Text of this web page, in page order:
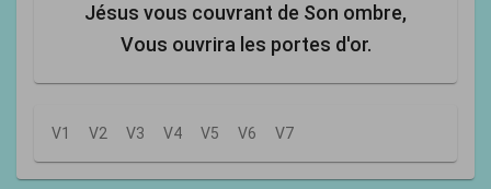
Jésus vous couvrant de Son ombre,
Vous ouvrira les portes d'or.
V1 V2 V3 V4 V5 V6 V7